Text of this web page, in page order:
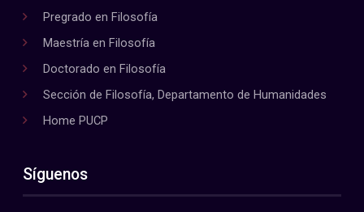
Pregrado en Filosofía
Maestría en Filosofía
Doctorado en Filosofía
Sección de Filosofía, Departamento de Humanidades
Home PUCP
Síguenos